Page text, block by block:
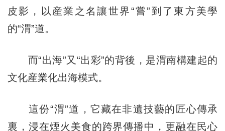
皮影，以産業之名讓世界“嘗”到了東方美學
的“渭”道。
而“出海”又“出彩”的背後，是渭南構建起的
文化産業化出海模式。
這份“渭”道，它藏在非遺技藝的匠心傳承
裏，浸在煙火美食的跨界傳播中，更融在民心